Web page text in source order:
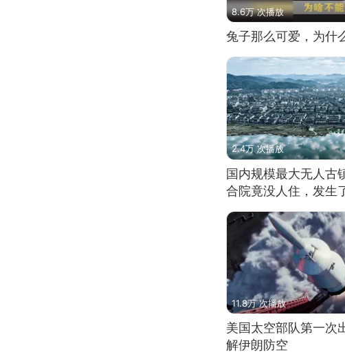
8.6万 次播放
兔子那么可爱，为什
2.4万 次播放
国内规模最大无人古
合院竟没人住，发生
11.8万 次播放
美国太空部队第一次
解伊朗防空